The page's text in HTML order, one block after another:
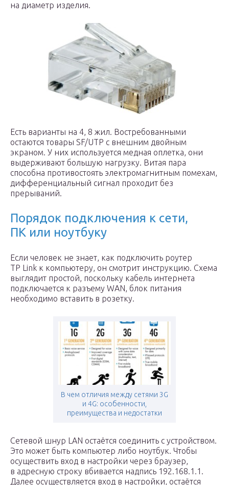
на диаметр изделия.
Есть варианты на 4, 8 жил. Востребованными
остаются товары SF/UTP с внешним двойным
экраном. У них используется медная оплетка, они
выдерживают большую нагрузку. Витая пара
способна противостоять электромагнитным помехам,
дифференциальный сигнал проходит без
прерываний.
Порядок подключения к сети,
ПК или ноутбуку
Если человек не знает, как подключить роутер
ТР Link к компьютеру, он смотрит инструкцию. Схема
выглядит простой, поскольку кабель интернета
подключается к разъему WAN, блок питания
необходимо вставить в розетку.
В чем отличия между сетями 3G
и 4G: особенности,
преимущества и недостатки
Сетевой шнур LAN остаётся соединить с устройством.
Это может быть компьютер либо ноутбук. Чтобы
осуществить вход в настройки через браузер,
в адресную строку вбивается надпись 192.168.1.1.
Далее осуществляется вход в настройки, остаётся